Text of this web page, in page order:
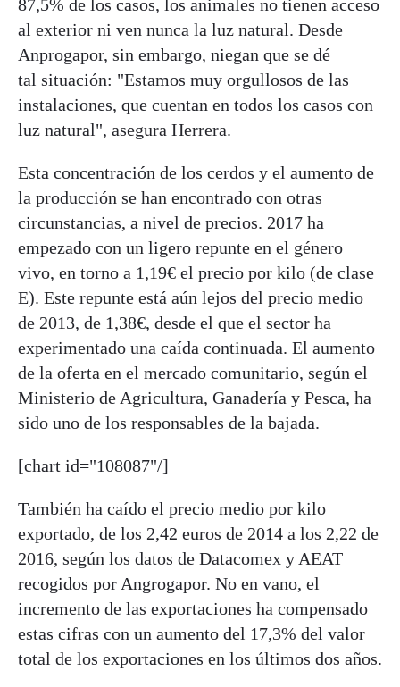
87,5% de los casos, los animales no tienen acceso
al exterior ni ven nunca la luz natural. Desde
Anprogapor, sin embargo, niegan que se dé
tal situación: "Estamos muy orgullosos de las
instalaciones, que cuentan en todos los casos con
luz natural", asegura Herrera.
Esta concentración de los cerdos y el aumento de
la producción se han encontrado con otras
circunstancias, a nivel de precios. 2017 ha
empezado con un ligero repunte en el género
vivo, en torno a 1,19€ el precio por kilo (de clase
E). Este repunte está aún lejos del precio medio
de 2013, de 1,38€, desde el que el sector ha
experimentado una caída continuada. El aumento
de la oferta en el mercado comunitario, según el
Ministerio de Agricultura, Ganadería y Pesca, ha
sido uno de los responsables de la bajada.
[chart id="108087"/]
También ha caído el precio medio por kilo
exportado, de los 2,42 euros de 2014 a los 2,22 de
2016, según los datos de Datacomex y AEAT
recogidos por Angrogapor. No en vano, el
incremento de las exportaciones ha compensado
estas cifras con un aumento del 17,3% del valor
total de los exportaciones en los últimos dos años.